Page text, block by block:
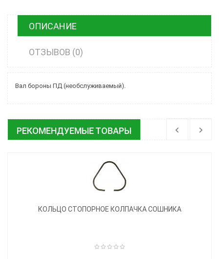
ОПИСАНИЕ
ОТЗЫВОВ (0)
Вал бороны ПД (необслуживаемый).
РЕКОМЕНДУЕМЫЕ ТОВАРЫ
КОЛЬЦО СТОПОРНОЕ КОЛПАЧКА СОШНИКА